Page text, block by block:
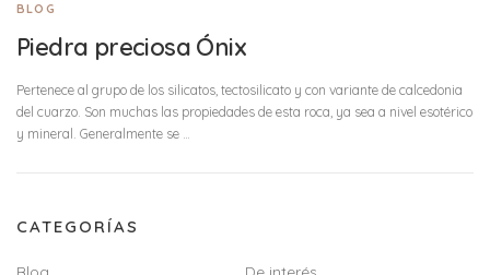
BLOG
Piedra preciosa Ónix
Pertenece al grupo de los silicatos, tectosilicato y con variante de calcedonia
del cuarzo. Son muchas las propiedades de esta roca, ya sea a nivel esotérico
y mineral. Generalmente se …
CATEGORÍAS